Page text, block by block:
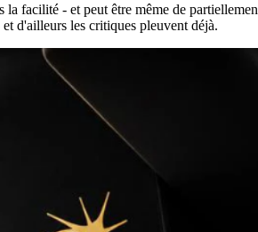
la facilité - et peut être même de
d'ailleurs les critiques pleuvent déjà.